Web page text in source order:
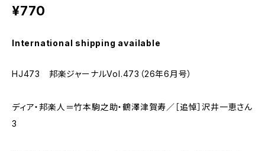
¥770
International shipping available
HJ473 邦楽ジャーナルVol.473（26年6月号）
ディア・邦楽人＝竹本駒之助・鶴澤津賀寿／［追悼］沢井一恵さん
3